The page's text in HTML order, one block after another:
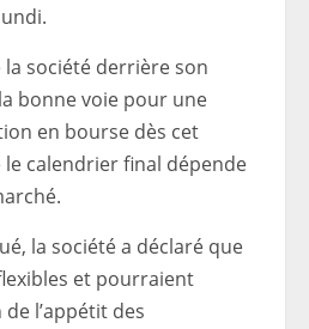
la société derrière son
bonne voie pour une
en bourse dès cet
calendrier final dépende
la société a déclaré que
et pourraient
l’appétit des